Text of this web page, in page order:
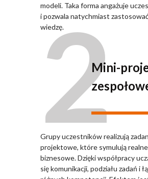
modeli. Taka forma angażuje
i pozwala natychmiast
wiedzę.
2
Mini-
Grupy uczestników realizują
projektowe, które symulują
biznesowe. Dzięki współpracy
się komunikacji, podziału zadań i